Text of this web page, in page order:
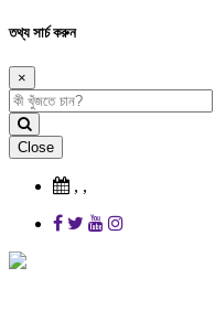
তথ্য সার্চ করুন
×
Close
, ,